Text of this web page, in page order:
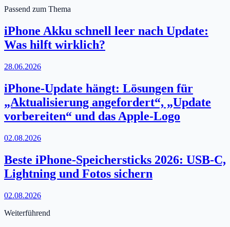
Passend zum Thema
iPhone Akku schnell leer nach Update:
Was hilft wirklich?
28.06.2026
iPhone-Update hängt: Lösungen für
„Aktualisierung angefordert“, „Update
vorbereiten“ und das Apple-Logo
02.08.2026
Beste iPhone-Speichersticks 2026: USB-C,
Lightning und Fotos sichern
02.08.2026
Weiterführend